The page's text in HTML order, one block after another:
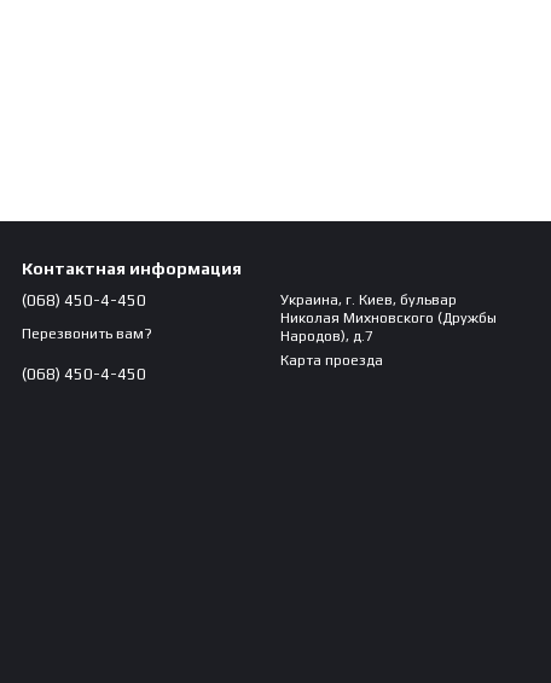
Контактная информация
(068) 450-4-450
Перезвонить вам?
(068) 450-4-450
Украина, г. Киев, бульвар
Николая Михновского (Дружбы
Народов), д.7
Карта проезда